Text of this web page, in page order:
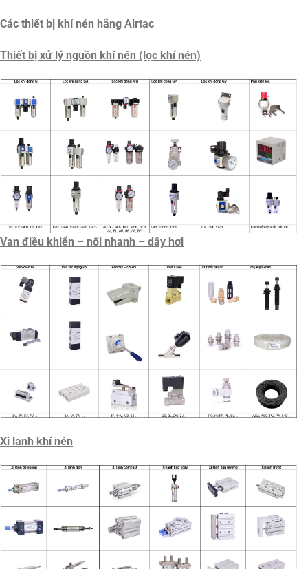
Các thiết bị khí nén hãng Airtac
Thiết bị xử lý nguồn khí nén (lọc khí nén)
Van điều khiển – nối nhanh – dây hơi
Xi lanh khí nén